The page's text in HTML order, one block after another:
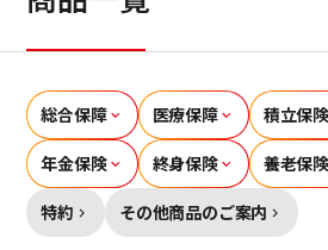
商品一覧
ぶ
保険選びにお悩みの方へ
ぴったり保険セレクター
団体保険と財形保険のお客さま
ウェルビーイング向上サービス
Vitality福利厚生タイプ
法人向け商品のご案内
会社情報
サステナビリティ
採用情報
総合保障 医療保障 積立保険
年金保険 終身保険 養老保険
特約 その他商品のご案内